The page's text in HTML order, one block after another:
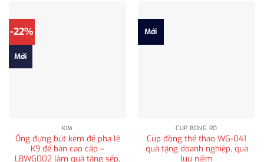
-22%
Mới
KIM
Ống đựng bút kèm đế pha lê
K9 để bàn cao cấp –
LBWG002 làm quà tặng sếp,
Mới
CÚP BÓNG RỔ
Cúp đồng thể thao WG-041
quà tặng doanh nghiệp, quà
lưu niệm